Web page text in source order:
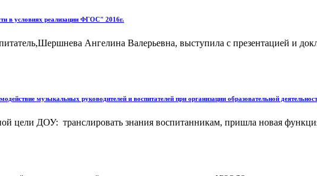
в условиях реализации ФГОС" 2016г.
Ангелина Валерьевна, выступила с презентацией и
музыкальных руководителей и воспитателей при организации образовательной
цели ДОУ: транслировать знания воспитанникам, пришла новая функция